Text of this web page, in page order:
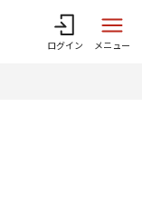
ログイン メニュー